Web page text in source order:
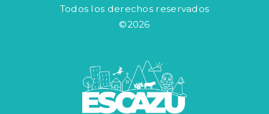
Todos los derechos reservados
©2026